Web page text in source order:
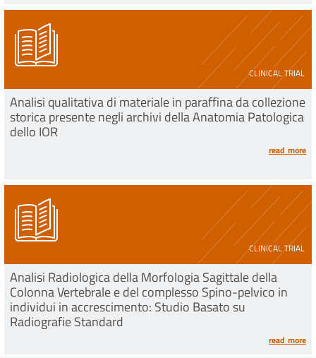
CLINICAL TRIAL
Analisi qualitativa di materiale in paraffina da collezione
storica presente negli archivi della Anatomia Patologica
dello IOR
read more
CLINICAL TRIAL
Analisi Radiologica della Morfologia Sagittale della
Colonna Vertebrale e del complesso Spino-pelvico in
individui in accrescimento: Studio Basato su
Radiografie Standard
read more